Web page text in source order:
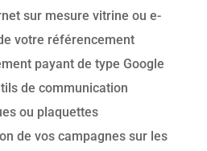
sur mesure vitrine ou e-
votre référencement
payant de type Google
de communication
ou plaquettes
de vos campagnes sur les